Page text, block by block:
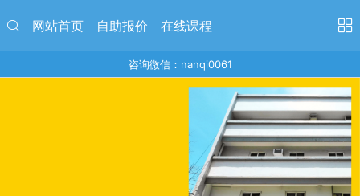
网站首页 自助报价 在线课程
咨询微信：nanqi0061